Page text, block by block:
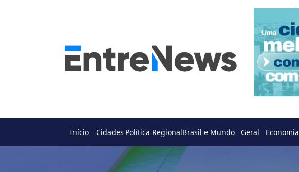
Início Cidades Política RegionalBrasil e Mundo Geral Economia